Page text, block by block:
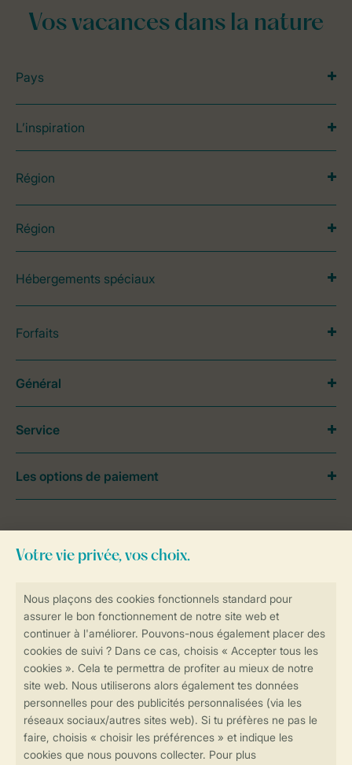
Réservations en ligne rapides et sécurisées
Transmission sécurisée des données
Paiement sécurisé
Vos vacances dans la nature
Pays
L’inspiration
Région
Région
Hébergements spéciaux
Forfaits
contactez notreContact Center.
Général
Service
Les options de paiement